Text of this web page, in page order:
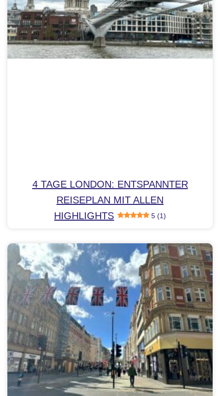
4 TAGE LONDON: ENTSPANNTER
REISEPLAN MIT ALLEN
HIGHLIGHTS
5 (1)